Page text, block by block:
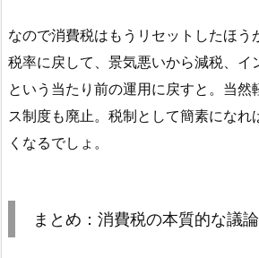
なので消費税はもうリセットしたほう
税率に戻して、景気悪いから減税、イ
という当たり前の運用に戻すと。当然
ス制度も廃止。税制として簡素になれ
くなるでしょ。
まとめ：消費税の本質的な議